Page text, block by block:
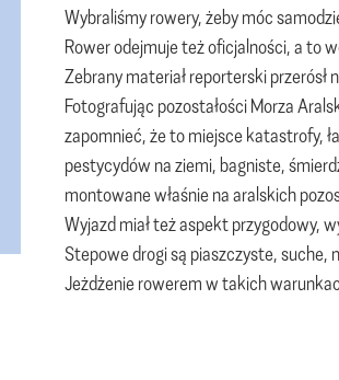
Wybraliśmy rowery, żeby móc
Rower odejmuje też oficjalności, a to
Zebrany materiał reporterski przerósł
Fotografując pozostałości Morza
zapomnieć, że to miejsce katastrofy,
pestycydów na ziemi, bagniste,
montowane właśnie na aralskich
Wyjazd miał też aspekt przygodowy,
Stepowe drogi są piaszczyste, suche,
Jeżdżenie rowerem w takich